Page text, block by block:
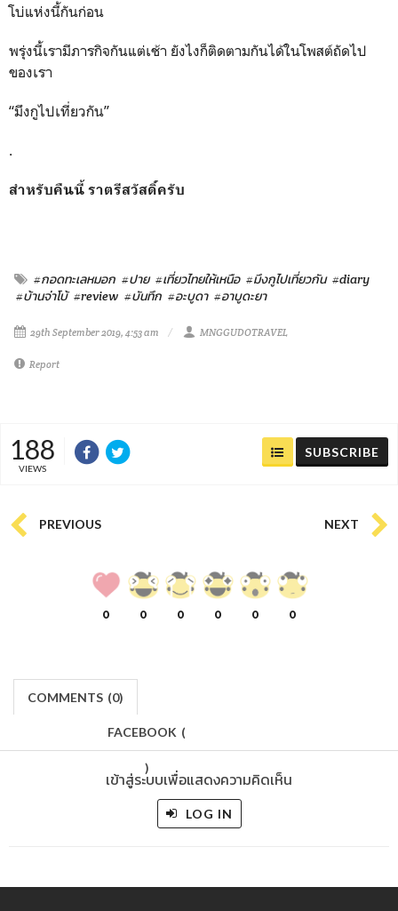
โบ่แห่งนี้กันก่อน
พรุ่งนี้เรามีภารกิจกันแต่เช้า ยังไงก็ติดตามกันได้ในโพสต์ถัดไป
ของเรา
“มึงกูไปเที่ยวกัน”
.
สำหรับคืนนี้ ราตรีสวัสดิ์ครับ
#กอดทะเลหมอก #ปาย #เที่ยวไทยให้เหนือ #มึงกูไปเที่ยวกัน #diary
#บ้านจ่าโบ้ #review #บันทึก #อะบูดา #อาบูดะยา
29th September 2019, 4:53 am MNGGUDOTRAVEL
Report
188
VIEWS
SUBSCRIBE
PREVIOUS NEXT
0 0 0 0 0 0
COMMENTS (0)
FACEBOOK (
)
เข้าสู่ระบบเพื่อแสดงความคิดเห็น
LOG IN